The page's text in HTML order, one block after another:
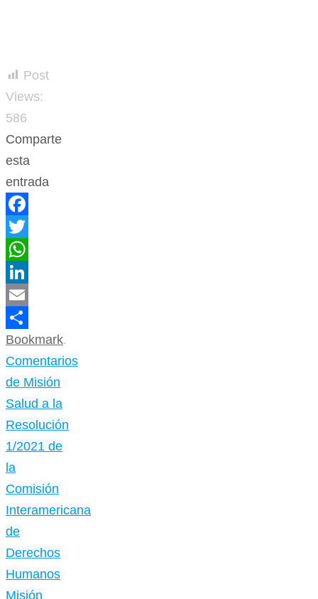
Post
Views:
586
Comparte
esta
entrada
Facebook
Twitter
WhatsApp
LinkedIn
Email
Compartir
Bookmark.
Comentarios
de Misión
Salud a la
Resolución
1/2021 de
la
Comisión
Interamericana
de
Derechos
Humanos
Misión